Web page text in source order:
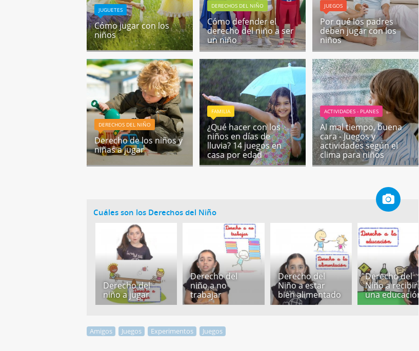
JUGUETES
Cómo jugar con los
niños
DERECHOS DEL NIÑO
Cómo defender el
derecho del niño a ser
un niño
JUEGOS
Por qué los padres
deben jugar con los
niños
DERECHOS DEL NIÑO
Derecho de los niños y
niñas a jugar
FAMILIA
¿Qué hacer con los
niños en días de
lluvia? 14 juegos en
casa por edad
ACTIVIDADES - PLANES
Al mal tiempo, buena
cara - Juegos y
actividades según el
clima para niños
Cuáles son los Derechos del Niño
Derecho del
niño a jugar
Derecho del
niño a no
trabajar
Derecho del
Niño a estar
bien alimentado
Derecho del
Niño a recibir
una educación
Amigos Juegos Experimentos Juegos